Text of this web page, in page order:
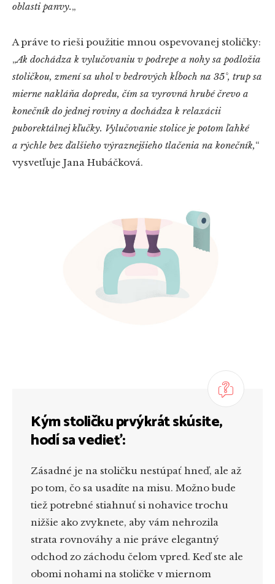
oblasti panvy.„
A práve to rieši použitie mnou ospevovanej stoličky:
„Ak dochádza k vylučovaniu v podrepe a nohy sa podložia
stoličkou, zmení sa uhol v bedrových kĺboch na 35°, trup sa
mierne nakláňa dopredu, čím sa vyrovná hrubé črevo a
konečník do jednej roviny a dochádza k relaxácii
puborektálnej kľučky. Vylučovanie stolice je potom ľahké
a rýchle bez ďalšieho výraznejšieho tlačenia na konečník,“
vysvetľuje Jana Hubáčková.
Kým stoličku prvýkrát skúsite,
hodí sa vedieť:
Zásadné je na stoličku nestúpať hneď, ale až
po tom, čo sa usadíte na misu. Možno bude
tiež potrebné stiahnuť si nohavice trochu
nižšie ako zvyknete, aby vám nehrozila
strata rovnováhy a nie práve elegantný
odchod zo záchodu čelom vpred. Keď ste ale
obomi nohami na stoličke v miernom